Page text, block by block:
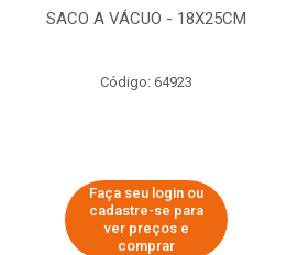
SACO A VÁCUO - 18X25CM
Código: 64923
Faça seu login ou
cadastre-se para
ver preços e
comprar